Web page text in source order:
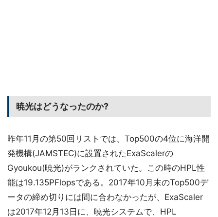
暁光はどうなったのか?
昨年11月の第50回リストでは、Top500の4位に海洋開
発機構(JAMSTEC)に設置されたExaScalerの
Gyoukou(暁光)がランクされていた。この時のHPL性
能は19.135PFlopsである。2017年10月末のTop500デ
ータの締め切りには間に合わなかったが、ExaScaler
は2017年12月13日に、暁光システムで、HPL